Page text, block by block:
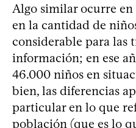
Algo similar ocurre
en la cantidad de
considerable para las
información; en ese
46.000 niños en
bien, las diferencias
particular en lo que
población (que es lo